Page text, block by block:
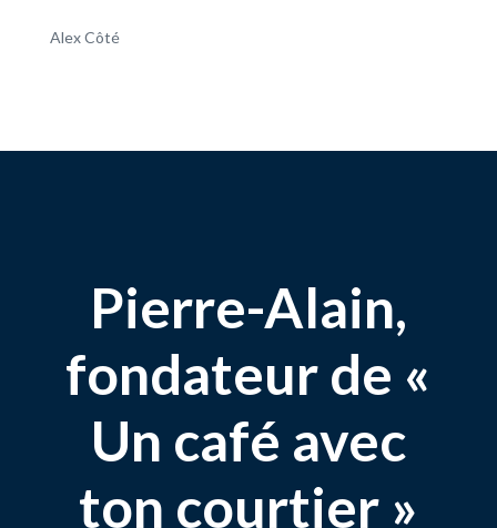
Alex Côté
Pierre-Alain,
fondateur de «
Un café avec
ton courtier »